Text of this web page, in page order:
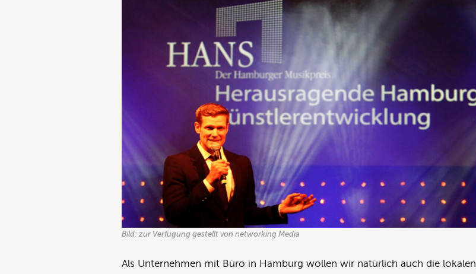
Bild: zur Verfügung gestellt von networking Media
Als Unternehmen mit Büro in Hamburg wollen wir natürlich auch die lokalen